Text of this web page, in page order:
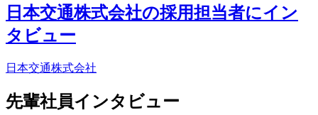
日本交通株式会社の採用担当者にイン
タビュー
日本交通株式会社
先輩社員インタビュー